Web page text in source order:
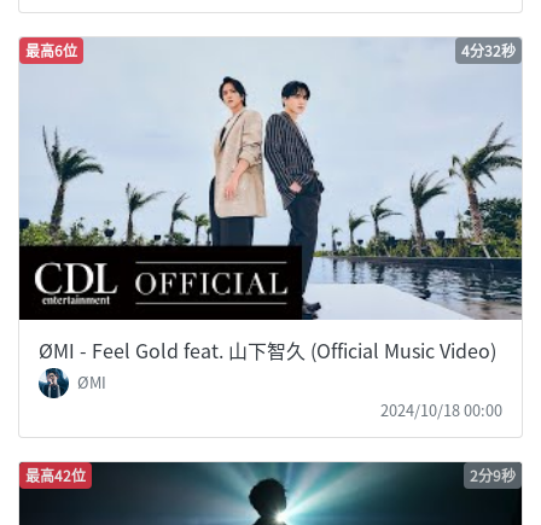
最高6位 4分32秒
ØMI - Feel Gold feat. 山下智久 (Official Music Video)
ØMI
2024/10/18 00:00
最高42位 2分9秒